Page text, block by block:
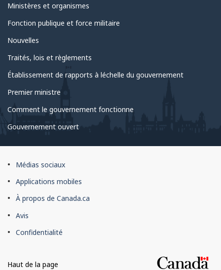
Ministères et organismes
Fonction publique et force militaire
Nouvelles
Traités, lois et règlements
Établissement de rapports à léchelle du gouvernement
Premier ministre
Comment le gouvernement fonctionne
Gouvernement ouvert
À
propos
du
site
Médias sociaux
Applications mobiles
À propos de Canada.ca
Avis
Confidentialité
Haut de la page